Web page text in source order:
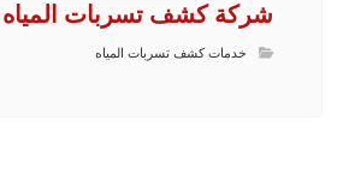
شركة كشف تسربات المياه
خدمات كشف تسربات المياه